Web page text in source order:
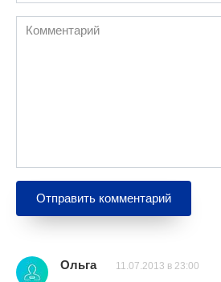
Комментарий
Ольга 11.07.2013 в 23:00